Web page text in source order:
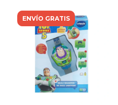
ENVÍO GRATIS